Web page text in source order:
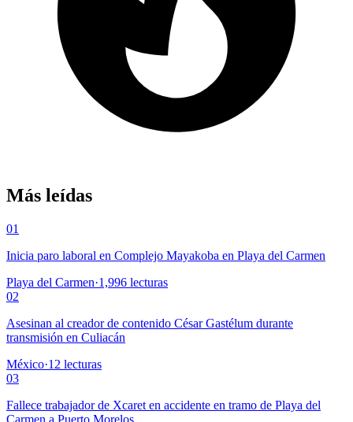
Más leídas
01
Inicia paro laboral en Complejo Mayakoba en Playa del Carmen
Playa del Carmen·1,996 lecturas
02
Asesinan al creador de contenido César Gastélum durante
transmisión en Culiacán
México·12 lecturas
03
Fallece trabajador de Xcaret en accidente en tramo de Playa del
Carmen a Puerto Morelos